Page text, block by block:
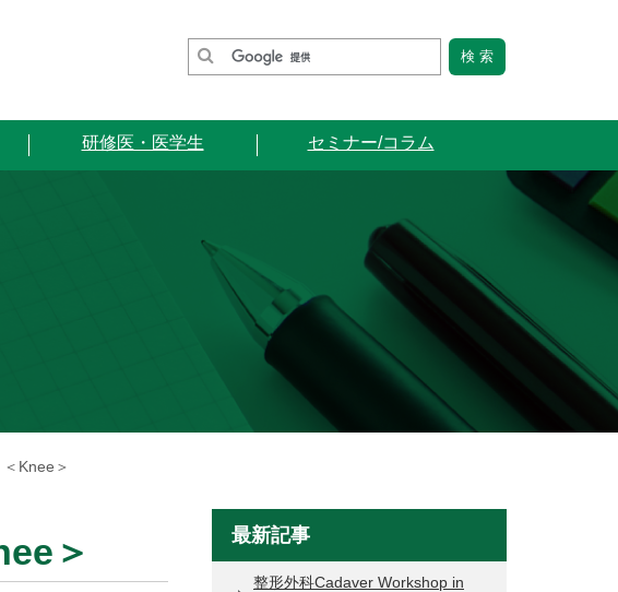
研修医・医学生 セミナー/コラム
Knee＞
＞ 最新記事
整形外科Cadaver Workshop in